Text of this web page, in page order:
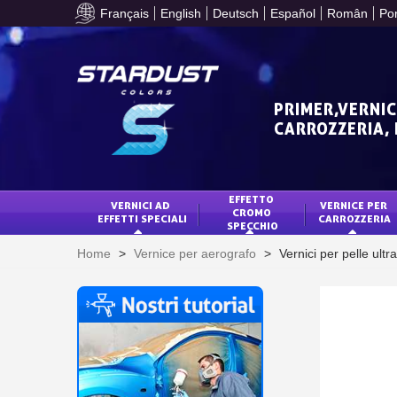
Français English Deutsch Español Român
VERNICI AD
EFFETTI SPECIALI
EFFETTO
CROMO
SPECCHIO
VERNICE PER
CARROZZERIA
Home > Vernice per aerografo > Vernici per pelle